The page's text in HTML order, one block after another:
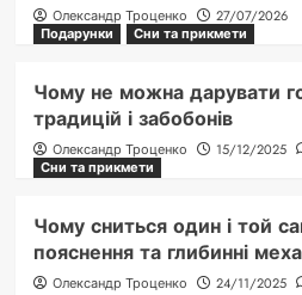
Олександр Троценко
27/07/2026
Подарунки
Сни та прикмети
Чому не можна дарувати
традицій і забобонів
Олександр Троценко 15/12/2025
Сни та прикмети
Чому сниться один і той
пояснення та глибинні
Олександр Троценко 24/11/2025